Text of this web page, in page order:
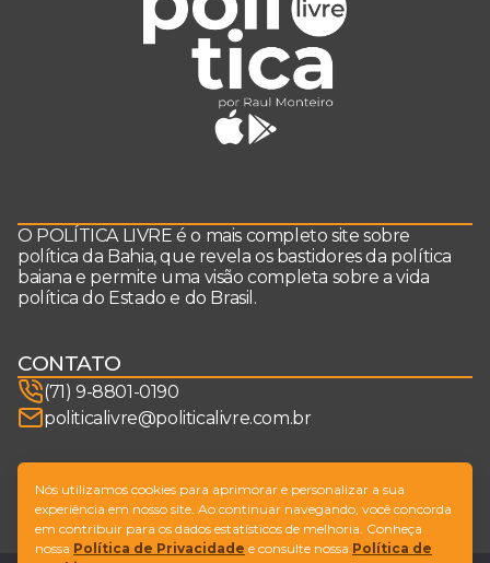
O POLÍTICA LIVRE é o mais completo site sobre
política da Bahia, que revela os bastidores da política
baiana e permite uma visão completa sobre a vida
política do Estado e do Brasil.
CONTATO
(71) 9-8801-0190
politicalivre@politicalivre.com.br
SIGA-NOS
Nós utilizamos cookies para aprimorar e personalizar a sua
experiência em nosso site. Ao continuar navegando, você concorda
em contribuir para os dados estatísticos de melhoria. Conheça
nossa Política de Privacidade e consulte nossa Política de